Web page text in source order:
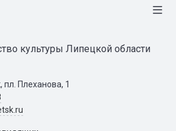
культуры Липецкой области
пл. Плеханова, 1